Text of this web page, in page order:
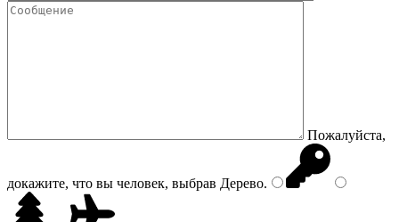
Пожалуйста,
докажите, что вы человек, выбрав Дерево.